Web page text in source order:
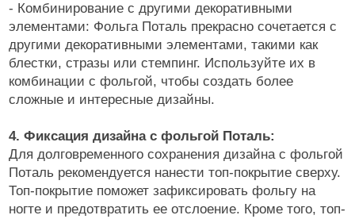
Пилки, блоки
Подология
Уход
БРЕНДЫ Cвернуть
- Комбинирование с другими декоративными
элементами: Фольга Поталь прекрасно сочетается с
другими декоративными элементами, такими как
блестки, стразы или стемпинг. Используйте их в
комбинации с фольгой, чтобы создать более
сложные и интересные дизайны.
4. Фиксация дизайна с фольгой Поталь:
Для долговременного сохранения дизайна с фольгой
Поталь рекомендуется нанести топ-покрытие сверху.
Топ-покрытие поможет зафиксировать фольгу на
ногте и предотвратить ее отслоение. Кроме того, топ-